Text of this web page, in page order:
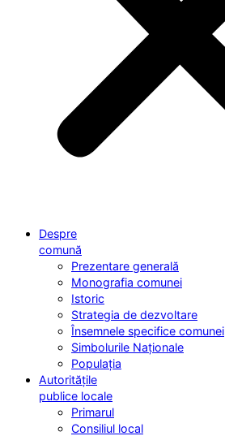
Despre
comună
Prezentare generală
Monografia comunei
Istoric
Strategia de dezvoltare
Însemnele specifice comunei
Simbolurile Naționale
Populația
Autoritățile
publice locale
Primarul
Consiliul local